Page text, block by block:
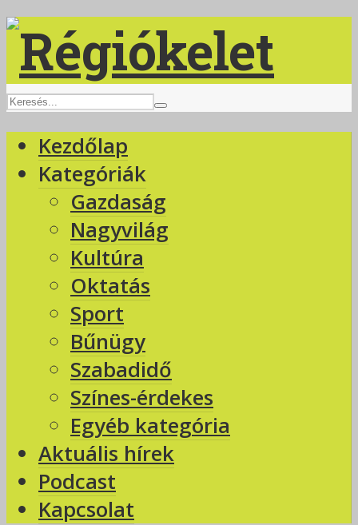
Kezdőlap
Kategóriák
Gazdaság
Nagyvilág
Kultúra
Oktatás
Sport
Bűnügy
Szabadidő
Színes-érdekes
Egyéb kategória
Aktuális hírek
Podcast
Kapcsolat